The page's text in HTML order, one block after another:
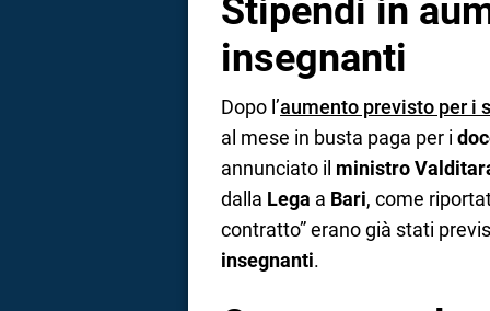
Stipendi in
insegnanti
Dopo l’aumento previsto per i
al mese in busta paga per i
annunciato il ministro
dalla Lega a Bari, come
contratto” erano già stati
insegnanti.